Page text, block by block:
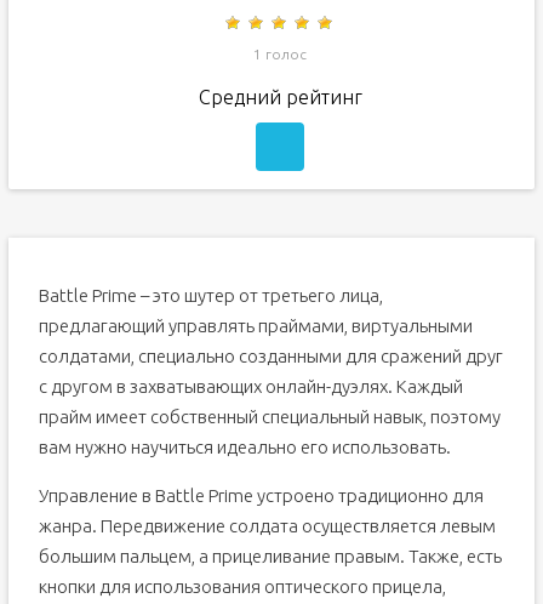
1 голос
Средний рейтинг
Battle Prime – это шутер от третьего лица,
предлагающий управлять праймами, виртуальными
солдатами, специально созданными для сражений друг
с другом в захватывающих онлайн-дуэлях. Каждый
прайм имеет собственный специальный навык, поэтому
вам нужно научиться идеально его использовать.
Управление в Battle Prime устроено традиционно для
жанра. Передвижение солдата осуществляется левым
большим пальцем, а прицеливание правым. Также, есть
кнопки для использования оптического прицела,